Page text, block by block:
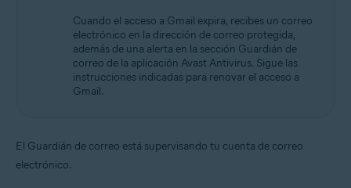
Cuando el acceso a Gmail expira, recibes un correo
electrónico en la dirección de correo protegida,
además de una alerta en la sección Guardián de
correo de la aplicación Avast Antivirus. Sigue las
instrucciones indicadas para renovar el acceso a
Gmail.
El Guardián de correo está supervisando tu cuenta de correo
electrónico.